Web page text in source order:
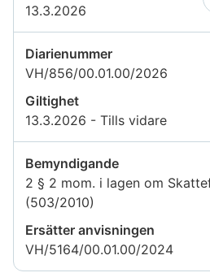
13.3.2026
Diarienummer
VH/856/00.01.00/2026
Giltighet
13.3.2026 - Tills vidare
Bemyndigande
2 § 2 mom. i lagen om
(503/2010)
Ersätter anvisningen
VH/5164/00.01.00/2024